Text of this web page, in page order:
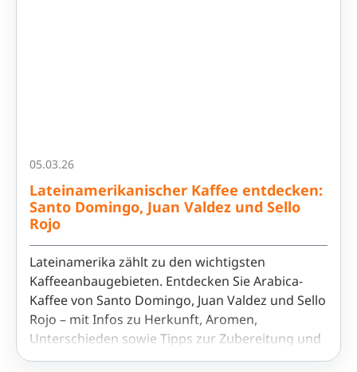
05.03.26
Lateinamerikanischer Kaffee entdecken:
Santo Domingo, Juan Valdez und Sello
Rojo
Lateinamerika zählt zu den wichtigsten
Kaffeeanbaugebieten. Entdecken Sie Arabica-
Kaffee von Santo Domingo, Juan Valdez und Sello
Rojo – mit Infos zu Herkunft, Aromen,
Unterschieden sowie Tipps zur Zubereitung und
zum Kauf.